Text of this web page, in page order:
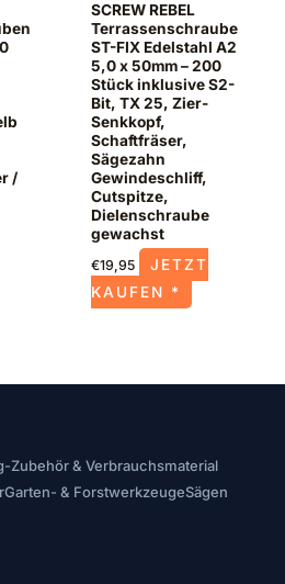
/
SCREW REBEL
Terrassenschraube
ST-FIX Edelstahl A2
5,0 x 50mm – 200
Stück inklusive S2-
Bit, TX 25, Zier-
Senkkopf,
Schaftfräser,
Sägezahn
Gewindeschliff,
Cutspitze,
Dielenschraube
gewachst
€19,95
JETZT
KAUFEN *
Zubehör & Verbrauchsmaterial
Garten- & ForstwerkzeugeSägen